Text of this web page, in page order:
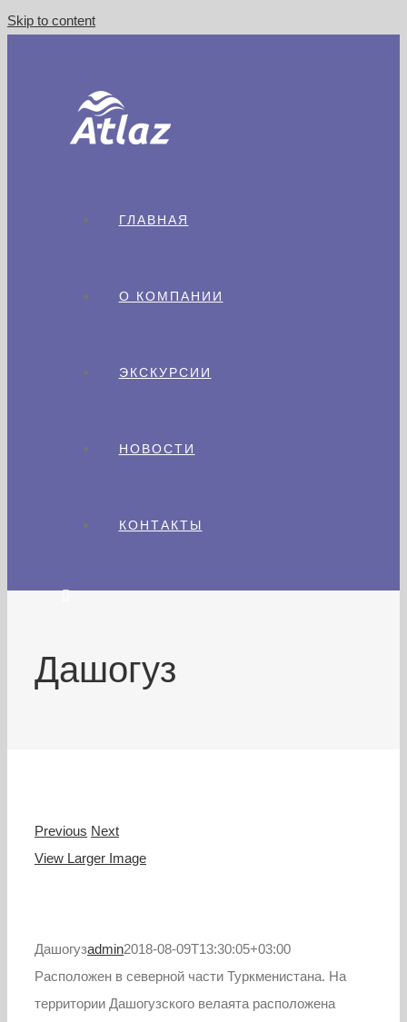
Skip to content
ГЛАВНАЯ
О КОМПАНИИ
ЭКСКУРСИИ
НОВОСТИ
КОНТАКТЫ
Дашогуз
Previous Next
View Larger Image
Дашогузadmin2018-08-09T13:30:05+03:00
Расположен в северной части Туркменистана. На
территории Дашогузского велаята расположена